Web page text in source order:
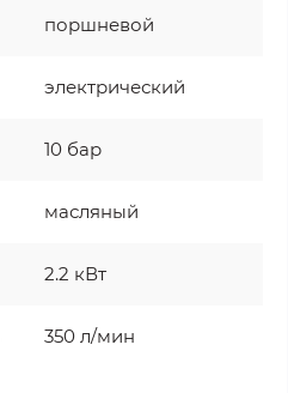
поршневой
электрический
10 бар
масляный
2.2 кВт
350 л/мин